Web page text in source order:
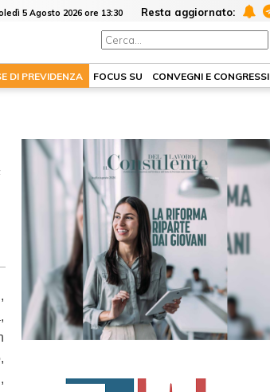
5 Agosto 2026 ore 13:30 Resta aggiornato:
DI PREVIDENZA FOCUS SU CONVEGNI E CONGRESSI